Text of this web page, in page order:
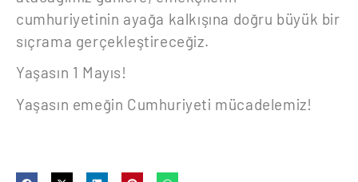
cumhuriyetinin ayağa kalkışına doğru büyük bir
sıçrama gerçekleştireceğiz.
Yaşasın 1 Mayıs!
Yaşasın emeğin Cumhuriyeti mücadelemiz!